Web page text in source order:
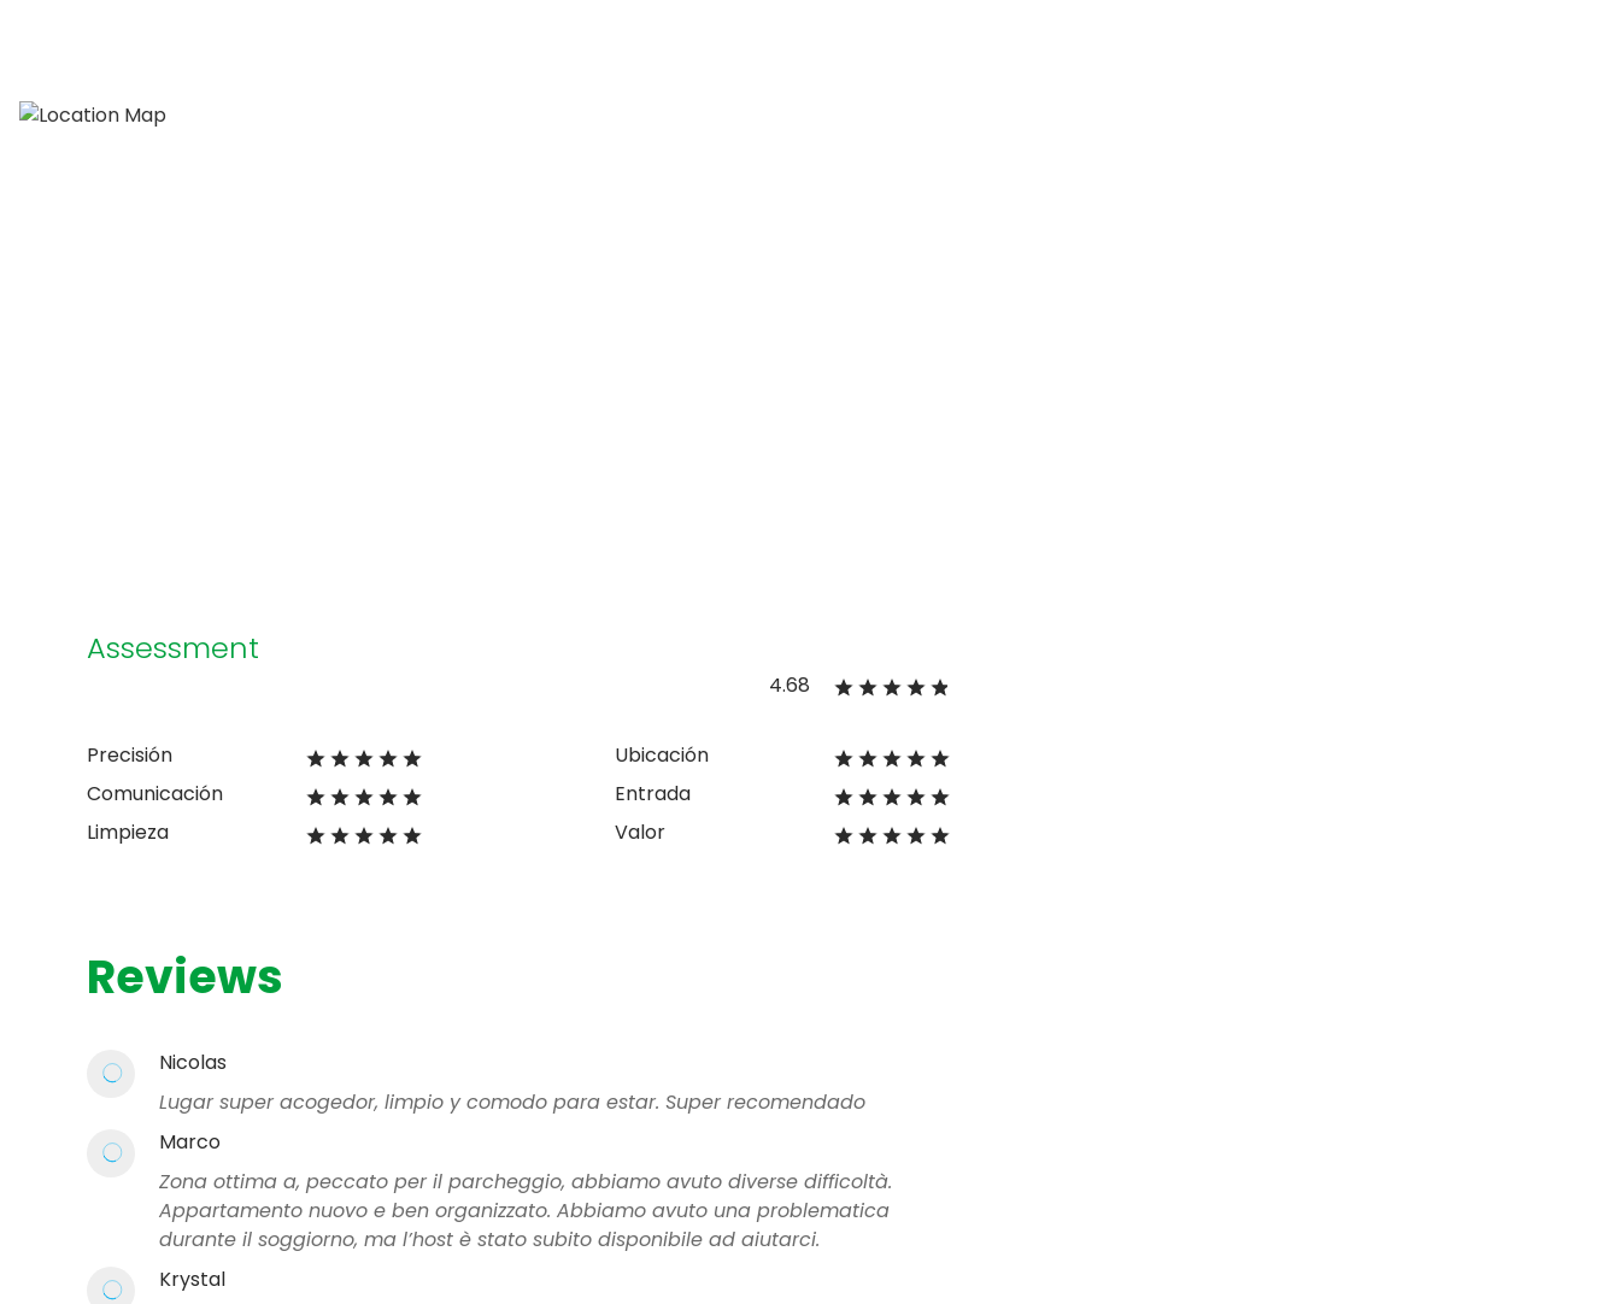
Assessment
4.68
Precisión
Comunicación
Limpieza
Ubicación
Entrada
Valor
Reviews
Nicolas
Lugar super acogedor, limpio y comodo para estar. Super recomendado
Marco
Zona ottima a, peccato per il parcheggio, abbiamo avuto diverse difficoltà.
Appartamento nuovo e ben organizzato. Abbiamo avuto una problematica
durante il soggiorno, ma l’host è stato subito disponibile ad aiutarci.
Krystal